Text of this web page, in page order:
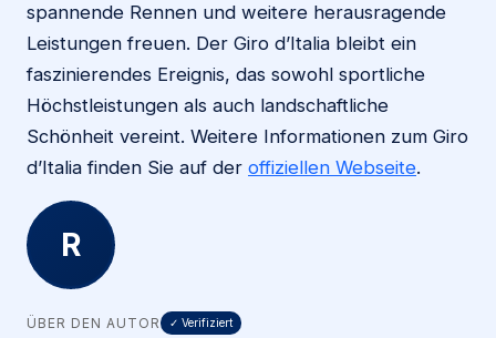
spannende Rennen und weitere herausragende
Leistungen freuen. Der Giro d’Italia bleibt ein
faszinierendes Ereignis, das sowohl sportliche
Höchstleistungen als auch landschaftliche
Schönheit vereint. Weitere Informationen zum Giro
d’Italia finden Sie auf der offiziellen Webseite.
R
ÜBER DEN AUTOR ✓ Verifiziert